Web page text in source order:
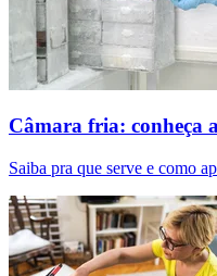
Câmara fria: conheça
Saiba pra que serve e como